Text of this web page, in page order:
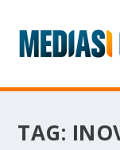
TAG: